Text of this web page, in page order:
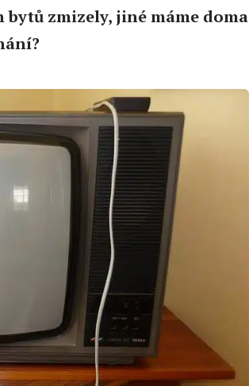
bytů zmizely, jiné máme doma